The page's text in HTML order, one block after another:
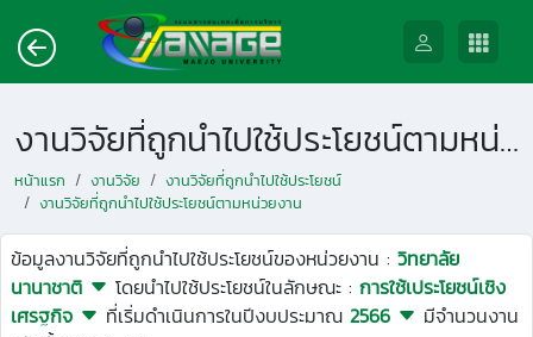
งานวิจัยที่ถูกนำไปใช้ประโยชน์ตามหน่วยงาน
หน้าแรก งานวิจัย
งานวิจัยที่ถูกนำไปใช้ประโยชน์
งานวิจัยที่ถูกนำไปใช้ประโยชน์ตามหน่วยงาน
ข้อมูลงานวิจัยที่ถูกนำไปใช้ประโยชน์ของหน่วยงาน : วิทยาลัย
นานาชาติ
โดยนำไปใช้ประโยชน์ในลักษณะ : การใช้เประโยชน์เชิง
เศรฐกิจ
ที่เริ่มดำเนินการในปีงบประมาณ 2566
มีจำนวนงาน